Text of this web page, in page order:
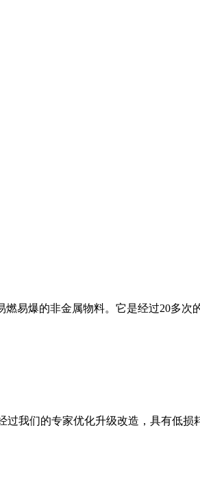
易爆的非金属物料。它是经过20多次
我们的专家优化升级改造，具有低损